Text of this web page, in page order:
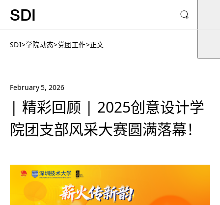
SDI
SDI>学院动态>党团工作>正文
February 5, 2026
| 精彩回顾 | 2025创意设计学
院团支部风采大赛圆满落幕！